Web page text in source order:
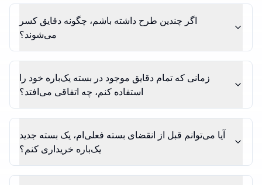
اگر چندین طرح داشته باشم، چگونه دقایق کسر
می‌شوند؟
زمانی که تمام دقایق موجود در بسته یک‌باره خود را
استفاده کنم، چه اتفاقی می‌افتد؟
آیا می‌توانم قبل از انقضای بسته فعلی‌ام، یک بسته جدید
یک‌باره خریداری کنم؟